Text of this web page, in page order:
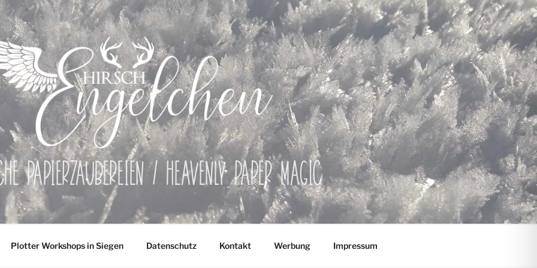
Papierzaubereien / Heavenly Paper Magic
Plotter Workshops in Siegen Datenschutz Kontakt Werbung Impressum